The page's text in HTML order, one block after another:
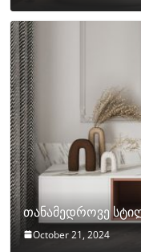
თანამედროვე
October 21, 2024